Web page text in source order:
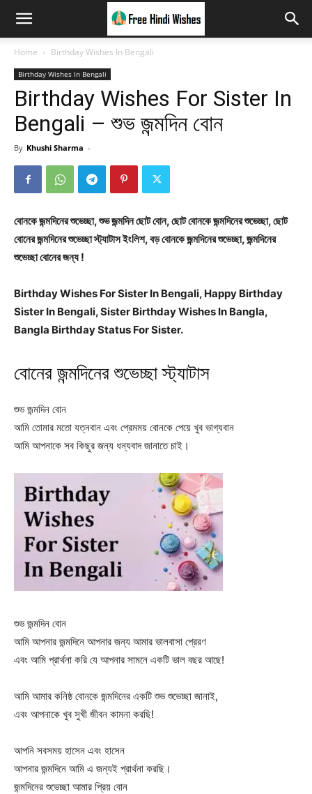
Home Birthday Wishes In Bengali
Birthday Wishes In Bengali
Birthday Wishes For Sister In
Bengali – শুভ জন্মদিন বোন
By Khushi Sharma -
বোনকে জন্মদিনের শুভেচ্ছা, শুভ জন্মদিন ছোট বোন, ছোট বোনকে জন্মদিনের শুভেচ্ছা, ছোট
বোনের জন্মদিনের শুভেচ্ছা স্ট্যাটাস ইংলিশ, বড় বোনকে জন্মদিনের শুভেচ্ছা, জন্মদিনের
শুভেচ্ছা বোনের জন্য !
Birthday Wishes For Sister In Bengali, Happy Birthday
Sister In Bengali, Sister Birthday Wishes In Bangla,
Bangla Birthday Status For Sister.
বোনের জন্মদিনের শুভেচ্ছা স্ট্যাটাস
শুভ জন্মদিন বোন
আমি তোমার মতো যত্নবান এবং প্রেমময় বোনকে পেয়ে খুব ভাগ্যবান
আমি আপনাকে সব কিছুর জন্য ধন্যবাদ জানাতে চাই।
শুভ জন্মদিন বোন
আমি আপনার জন্মদিনে আপনার জন্য আমার ভালবাসা প্রেরণ
এবং আমি প্রার্থনা করি যে আপনার সামনে একটি ভাল বছর আছে!
আমি আমার কনিষ্ঠ বোনকে জন্মদিনের একটি শুভ শুভেচ্ছা জানাই,
এবং আপনাকে খুব সুখী জীবন কামনা করছি!
আপনি সবসময় হাসেন এবং হাসেন
আপনার জন্মদিনে আমি এ জন্যই প্রার্থনা করছি।
জন্মদিনের শুভেচ্ছা আমার প্রিয় বোন